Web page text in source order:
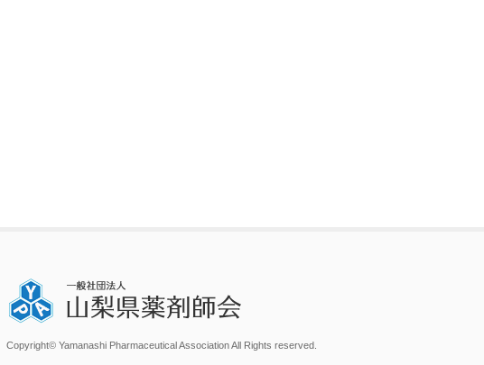
Copyright© Yamanashi Pharmaceutical Association All Rights reserved.